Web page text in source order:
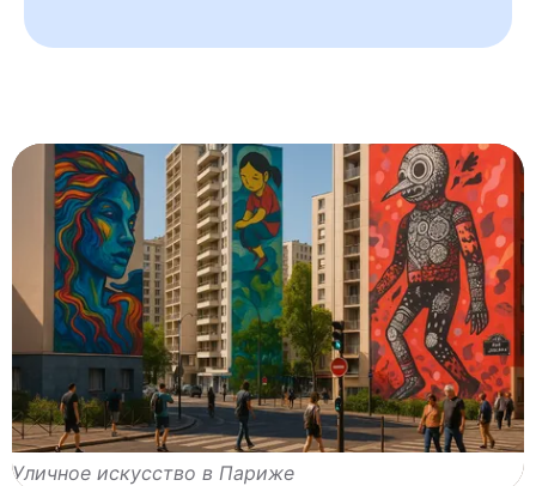
Уличное искусство в Париже